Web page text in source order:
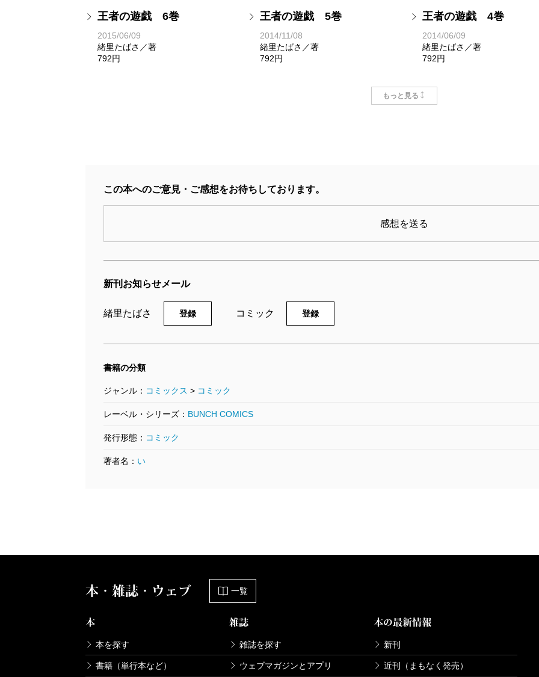
王者の遊戯 6巻
2015/06/09
緒里たばさ／著
792円
王者の遊戯 5巻
2014/11/08
緒里たばさ／著
792円
王者の遊戯 4巻
2014/06/09
緒里たばさ／著
792円
緒里たばさ／著
もっと見る
この本へのご意見・ご感想をお待ちしております。
感想を送る
新刊お知らせメール
緒里たばさ 登録 コミック 登録
書籍の分類
ジャンル： コミックス > コミック
レーベル・シリーズ： BUNCH COMICS
発行形態： コミック
著者名： い
本・雑誌・ウェブ 一覧
本
本を探す
書籍（単行本など）
雑誌
雑誌を探す
ウェブマガジンとアプリ
本の最新情報
新刊
近刊（まもなく発売）